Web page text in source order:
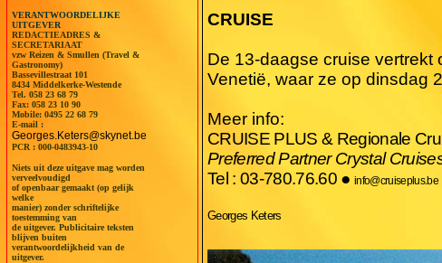
VERANTWOORDELIJKE
UITGEVER
REDACTIEADRES &
SECRETARIAAT
vzw Reizen & Smullen (Travel &
Gastronomy)
Bassevillestraat 101
8434 Middelkerke-Westende
Tel. 058 23 68 79
Fax: 058 23 10 90
Mobile: 0495 22 68 79
E-mail :
Georges.Keters@skynet.be
PCR : 000-0483943-10
Niets uit deze uitgave mag worden
verveelvoudigd
of openbaar gemaakt (op gelijk
welke
manier) zonder schriftelijke
toestemming van
de uitgever. Publicitaire teksten
blijven buiten
verantwoordelijkheid van de
uitgever.
CRUISE
De 13-daagse cruise vertrekt
Venetië, waar ze op dinsdag
Meer info:
CRUISE PLUS & Regionale
Preferred Partner Crystal
Tel : 03-780.76.60 ●info@cruiseplus.be
Georges Keters